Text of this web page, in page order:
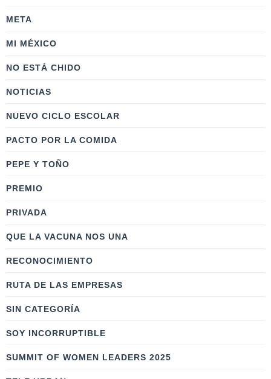
META
MI MÉXICO
NO ESTÁ CHIDO
NOTICIAS
NUEVO CICLO ESCOLAR
PACTO POR LA COMIDA
PEPE Y TOÑO
PREMIO
PRIVADA
QUE LA VACUNA NOS UNA
RECONOCIMIENTO
RUTA DE LAS EMPRESAS
SIN CATEGORÍA
SOY INCORRUPTIBLE
SUMMIT OF WOMEN LEADERS 2025